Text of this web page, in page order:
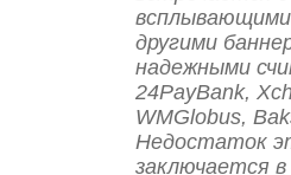
другими
надежными
24PayBank,
WMGlobus,
Недостаток
заключается